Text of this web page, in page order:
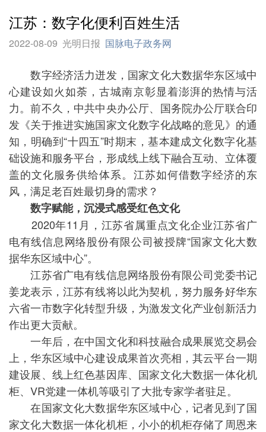
江苏：数字化便利百姓生活
2022-08-09 光明日报 国脉电子政务网
数字经济活力迸发，国家文化大数据华东区域中
心建设如火如荼，古城南京彰显着澎湃的热情与活
力。前不久，中共中央办公厅、国务院办公厅联合印
发《关于推进实施国家文化数字化战略的意见》的通
知，明确到“十四五”时期末，基本建成文化数字化基
础设施和服务平台，形成线上线下融合互动、立体覆
盖的文化服务供给体系。江苏如何借数字经济的东
风，满足老百姓最切身的需求？
数字赋能，沉浸式感受红色文化
2020年11月，江苏省属重点文化企业江苏省广
电有线信息网络股份有限公司被授牌“国家文化大数
据华东区域中心”。
江苏省广电有线信息网络股份有限公司党委书记
姜龙表示，江苏有线将以此为契机，努力服务好华东
六省一市数字化转型升级，为激发文化产业创新活力
作出更大贡献。
一年后，在中国文化和科技融合成果展览交易会
上，华东区域中心建设成果首次亮相，其云平台一期
建设展、线上红色基因库、国家文化大数据一体化机
柜、VR党建一体机等吸引了大批专家学者驻足。
在国家文化大数据华东区域中心，记者见到了国
家文化大数据一体化机柜，小小的机柜存储了周恩来